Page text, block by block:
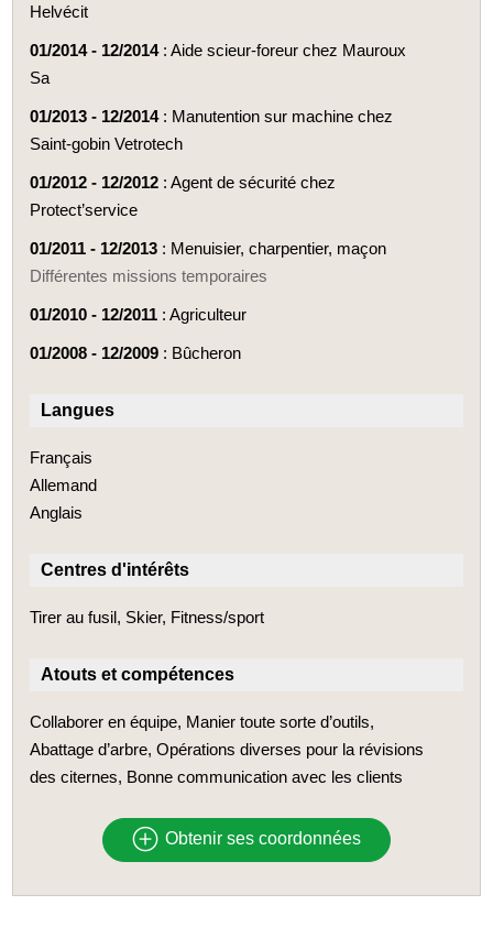
Helvécit
01/2014 - 12/2014: Aide scieur-foreur chez Mauroux
Sa
01/2013 - 12/2014: Manutention sur machine chez
Saint-gobin Vetrotech
01/2012 - 12/2012 : Agent de sécurité chez
Protect’service
01/2011 - 12/2013 : Menuisier, charpentier, maçon
Différentes missions temporaires
01/2010 - 12/2011 : Agriculteur
01/2008 - 12/2009 : Bûcheron
Langues
Français
Allemand
Anglais
Centres d'intérêts
Tirer au fusil, Skier, Fitness/sport
Atouts et compétences
Collaborer en équipe, Manier toute sorte d’outils,
Abattage d’arbre, Opérations diverses pour la révisions
des citernes, Bonne communication avec les clients
Obtenir ses coordonnées